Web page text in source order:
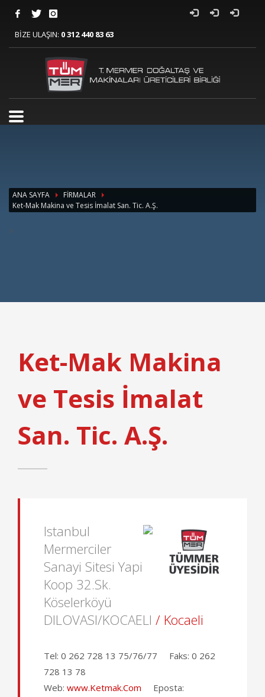
BİZE ULAŞIN: 0 312 440 83 63
ANA SAYFA
FİRMALAR
Ket-Mak Makina ve Tesis İmalat San. Tic. A.Ş.
>
Ket-Mak Makina
ve Tesis İmalat
San. Tic. A.Ş.
Istanbul
Mermerciler
Sanayi Sitesi Yapi
Koop 32.Sk.
Köselerköyü
DILOVASI/KOCAELI / Kocaeli
Tel: 0 262 728 13 75/76/77 Faks: 0 262
728 13 78
Web: www.Ketmak.Com Eposta: